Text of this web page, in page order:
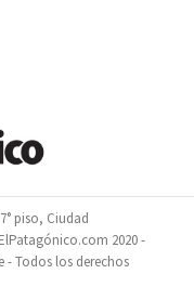
piso, Ciudad
2020 -
- Todos los derechos